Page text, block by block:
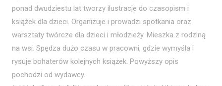
ponad dwudziestu lat tworzy ilustracje do czasopism i
książek dla dzieci. Organizuje i prowadzi spotkania oraz
warsztaty twórcze dla dzieci i młodzieży. Mieszka z rodziną
na wsi. Spędza dużo czasu w pracowni, gdzie wymyśla i
rysuje bohaterów kolejnych książek. Powyższy opis
pochodzi od wydawcy.